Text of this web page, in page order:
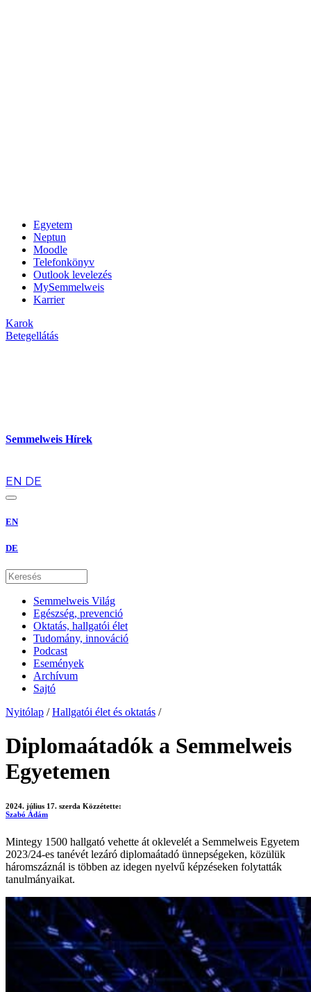
Egyetem
Neptun
Moodle
Telefonkönyv
Outlook levelezés
MySemmelweis
Karrier
Karok
Betegellátás
Semmelweis Hírek
EN DE
EN
DE
Semmelweis Világ
Egészség, prevenció
Oktatás, hallgatói élet
Tudomány, innováció
Podcast
Események
Archívum
Sajtó
Nyitólap / Hallgatói élet és oktatás /
Diplomaátadók a Semmelweis
Egyetemen
2024. július 17. szerda Közzétette:
Szabó Ádám
Mintegy 1500 hallgató vehette át oklevelét a Semmelweis Egyetem
2023/24-es tanévét lezáró diplomaátadó ünnepségeken, közülük
háromszáznál is többen az idegen nyelvű képzéseken folytatták
tanulmányaikat.